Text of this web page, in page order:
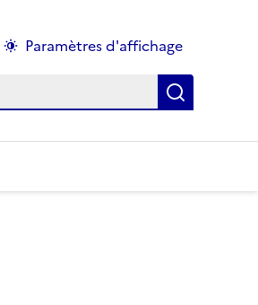
Paramètres d'affichage